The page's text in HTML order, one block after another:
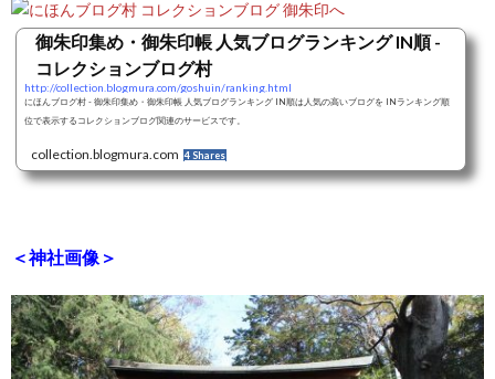
御朱印集め・御朱印帳 人気ブログランキング IN順 -
コレクションブログ村
http://collection.blogmura.com/goshuin/ranking.html
にほんブログ村 - 御朱印集め・御朱印帳 人気ブログランキング IN順は人気の高いブログを INランキング順
位で表示するコレクションブログ関連のサービスです。
collection.blogmura.com 4 Shares
＜神社画像＞